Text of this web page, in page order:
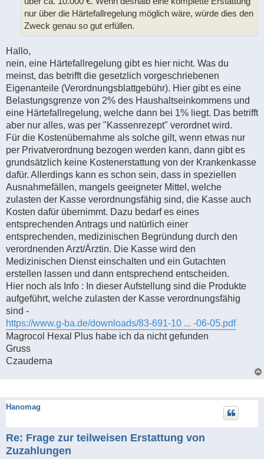
nur über die Härtefallregelung möglich wäre, würde dies den
Zweck genau so gut erfüllen.
Hallo,
nein, eine Härtefallregelung gibt es hier nicht. Was du
meinst, das betrifft die gesetzlich vorgeschriebenen
Eigenanteile (Verordnungsblattgebühr). Hier gibt es eine
Belastungsgrenze von 2% des Haushaltseinkommens und
eine Härtefallregelung, welche dann bei 1% liegt. Das betrifft
aber nur alles, was per "Kassenrezept" verordnet wird.
Für die Kostenübernahme als solche gilt, wenn etwas nur
per Privatverordnung bezogen werden kann, dann gibt es
grundsätzlich keine Kostenerstattung von der Krankenkasse
dafür. Allerdings kann es schon sein, dass in speziellen
Ausnahmefällen, mangels geeigneter Mittel, welche
zulasten der Kasse verordnungsfähig sind, die Kasse auch
Kosten dafür übernimmt. Dazu bedarf es eines
entsprechenden Antrags und natürlich einer
entsprechenden, medizinischen Begründung durch den
verordnenden Arzt/Ärztin. Die Kasse wird den
Medizinischen Dienst einschalten und ein Gutachten
erstellen lassen und dann entsprechend entscheiden.
Hier noch als Info : In dieser Aufstellung sind die Produkte
aufgeführt, welche zulasten der Kasse verordnungsfähig
sind -
https://www.g-ba.de/downloads/83-691-10 ... -06-05.pdf
Magrocol Hexal Plus habe ich da nicht gefunden
Gruss
Czauderna
Hanomag
Re: Frage zur teilweisen Erstattung von
Zuzahlungen